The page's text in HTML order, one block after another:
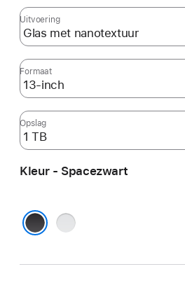
Uitvoering
Formaat
Opslag
Kleur - Spacezwart
Zilver